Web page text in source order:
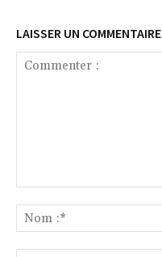
LAISSER UN COMMENTAIRE